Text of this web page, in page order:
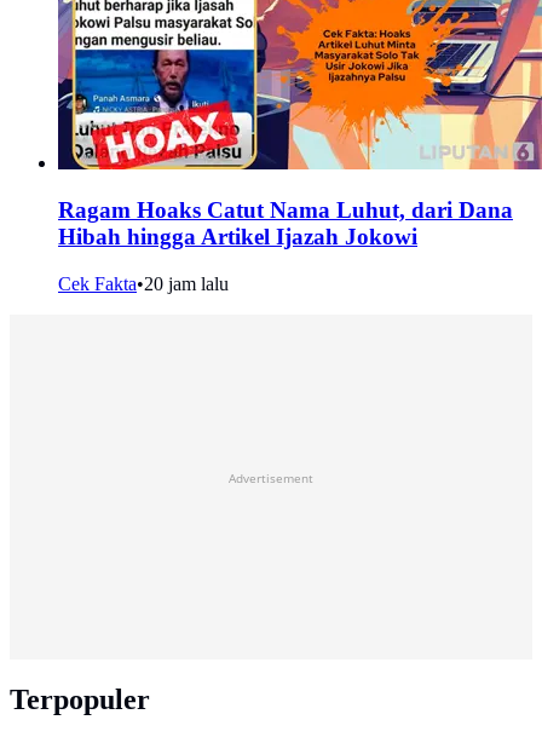
Ragam Hoaks Catut Nama Luhut, dari Dana
Hibah hingga Artikel Ijazah Jokowi
Cek Fakta•20 jam lalu
Advertisement
Terpopuler